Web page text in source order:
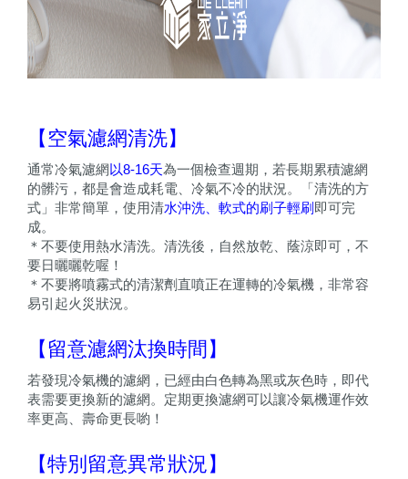
【空氣濾網清洗】
通常冷氣濾網以8-16天為一個檢查週期，若長期累積濾網
的髒污，都是會造成耗電、冷氣不冷的狀況。「清洗的方
式」非常簡單，使用清水沖洗、軟式的刷子輕刷 即可完
成。
＊不要使用熱水清洗。清洗後，自然放乾、蔭涼即可，不
要日曬曬乾喔！
＊不要將噴霧式的清潔劑直噴正在運轉的冷氣機，非常容
易引起火災狀況。
【留意濾網汰換時間】
若發現冷氣機的濾網，已經由白色轉為黑或灰色時，即代
表需要更換新的濾網。定期更換濾網可以讓冷氣機運作效
率更高、壽命更長喲！
【特別留意異常狀況】